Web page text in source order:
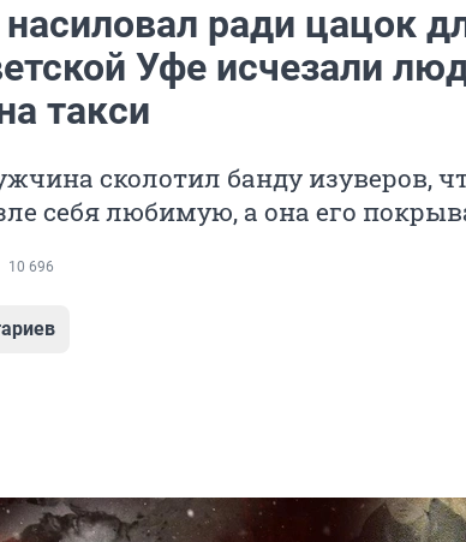
ради цацок
Уфе исчезали
такси
сколотил банду изуверов,
себя любимую, а она его
10 696